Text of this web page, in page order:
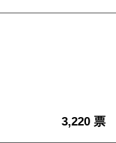
3,220 票